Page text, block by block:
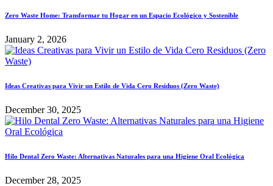
Zero Waste Home: Transformar tu Hogar en un Espacio Ecológico y Sostenible
January 2, 2026
Ideas Creativas para Vivir un Estilo de Vida Cero Residuos (Zero Waste)
December 30, 2025
Hilo Dental Zero Waste: Alternativas Naturales para una Higiene Oral Ecológica
December 28, 2025